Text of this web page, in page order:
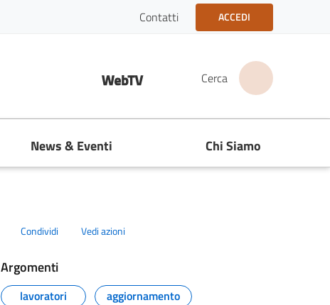
Contatti ACCEDI
youtube Cerca
News & Eventi Chi Siamo
Condividi Vedi azioni
Argomenti
lavoratori
aggiornamento